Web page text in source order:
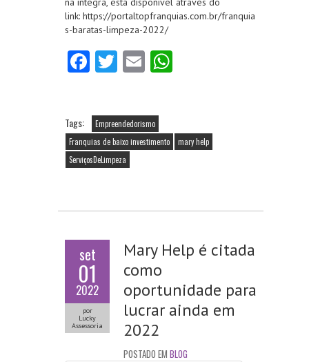
link: https://portaltopfranquias.com.br/franquia
s-baratas-limpeza-2022/
Fa
o
o
k
T
er
E
l A
p
Tags:
Empreendedorismo
Franquias de baixo investimento
mary help
ServiçosDeLimpeza
set
01
2022
por
Lucky
Assessoria
Mary Help é citada
como
oportunidade para
lucrar ainda em
2022
POSTADO EM BLOG